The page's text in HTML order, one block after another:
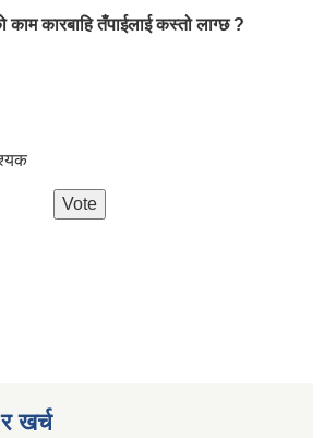
काम कारबाहि तँपाईलाई कस्तो लाग्छ ?
खर्च